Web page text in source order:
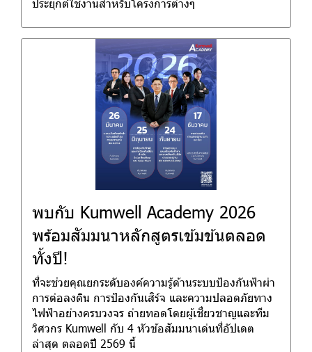
ประยุกต์ใช้งานสำหรับโครงการต่างๆ
พบกับ Kumwell Academy 2026
พร้อมสัมมนาหลักสูตรเข้มข้นตลอด
ทั้งปี!
ที่จะช่วยคุณยกระดับองค์ความรู้ด้านระบบป้องกันฟ้าผ่า
การต่อลงดิน การป้องกันเสิร์จ และความปลอดภัยทาง
ไฟฟ้าอย่างครบวงจร ถ่ายทอดโดยผู้เชี่ยวชาญและทีม
วิศวกร Kumwell กับ 4 หัวข้อสัมมนาเด่นที่อัปเดต
ล่าสุด ตลอดปี 2569 นี้